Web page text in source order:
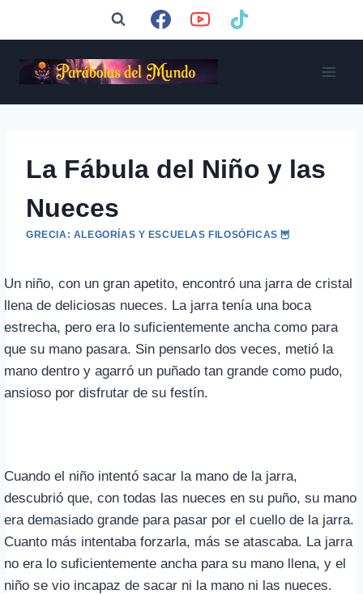
La Fábula del Niño y las
Nueces
GRECIA: ALEGORÍAS Y ESCUELAS FILOSÓFICAS 🦉
Un niño, con un gran apetito, encontró una jarra de cristal
llena de deliciosas nueces. La jarra tenía una boca
estrecha, pero era lo suficientemente ancha como para
que su mano pasara. Sin pensarlo dos veces, metió la
mano dentro y agarró un puñado tan grande como pudo,
ansioso por disfrutar de su festín.
Cuando el niño intentó sacar la mano de la jarra,
descubrió que, con todas las nueces en su puño, su mano
era demasiado grande para pasar por el cuello de la jarra.
Cuanto más intentaba forzarla, más se atascaba. La jarra
no era lo suficientemente ancha para su mano llena, y el
niño se vio incapaz de sacar ni la mano ni las nueces.